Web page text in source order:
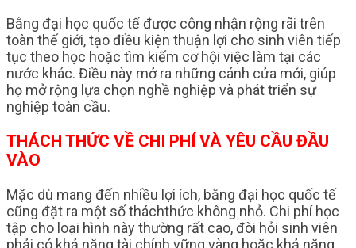
Bằng đại học quốc tế được công nhận rộng rãi trên
toàn thế giới, tạo điều kiện thuận lợi cho sinh viên tiếp
tục theo học hoặc tìm kiếm cơ hội việc làm tại các
nước khác. Điều này mở ra những cánh cửa mới, giúp
họ mở rộng lựa chọn nghề nghiệp và phát triển sự
nghiệp toàn cầu.
THÁCH THỨC VỀ CHI PHÍ VÀ YÊU CẦU ĐẦU
VÀO
Mặc dù mang đến nhiều lợi ích, bằng đại học quốc tế
cũng đặt ra một số tháchthức không nhỏ. Chi phí học
tập cho loại hình này thường rất cao, đòi hỏi sinh viên